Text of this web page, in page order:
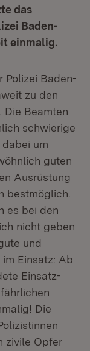
das
Baden-
einmalig.
Polizei Baden-
zu den
Die Beamten
schwierige
um
guten
Ausrüstung
bestmöglich.
es bei den
nicht geben
und
Einsatz: Ab
Einsatz-
Die
zivile Opfer